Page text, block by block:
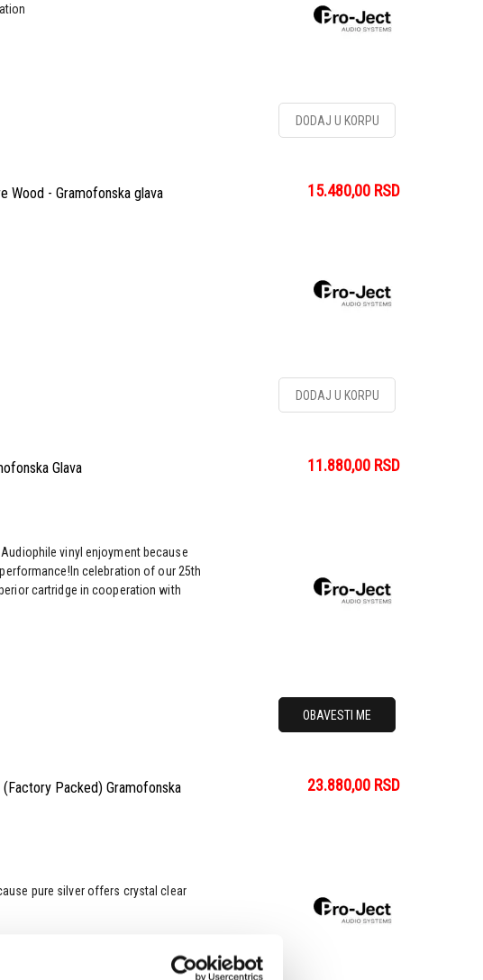
DODAJ U KORPU
Wood - Gramofonska glava 15.480,00 RSD
DODAJ U KORPU
Glava 11.880,00 RSD
vinyl enjoyment because
celebration of our 25th
cartridge in cooperation with
OBAVESTI ME
Packed) Gramofonska
23.880,00 RSD
pure silver offers crystal clear